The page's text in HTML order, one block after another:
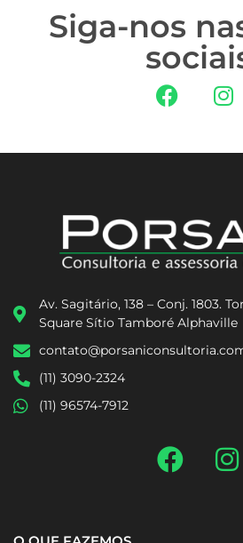
Siga-nos
Av. Sagitário, 138 – Conj. 1803.
Square Sítio Tamboré Alphaville
(11) 3090-2324
(11) 96574-7912